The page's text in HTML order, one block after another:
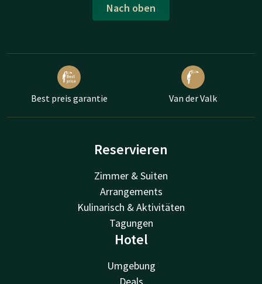
Nach oben
Best preis garantie Van der Valk
Reservieren
Zimmer & Suiten
Arrangements
Kulinarisch & Aktivitäten
Tagungen
Hotel
Umgebung